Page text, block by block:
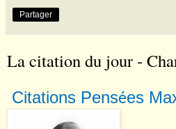
Partager
La citation du jour -
Citations Pensées